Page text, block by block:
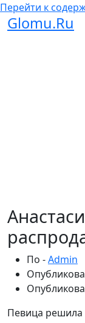
Перейти к
Glomu.Ru
По -Admin
Певица решила